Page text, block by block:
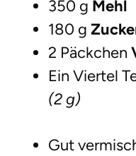
350 g Mehl
180 g
2 Päckchen
Ein Viertel
(2 g)
Gut